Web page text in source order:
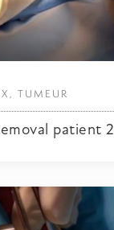
patient 2
TUMEUR